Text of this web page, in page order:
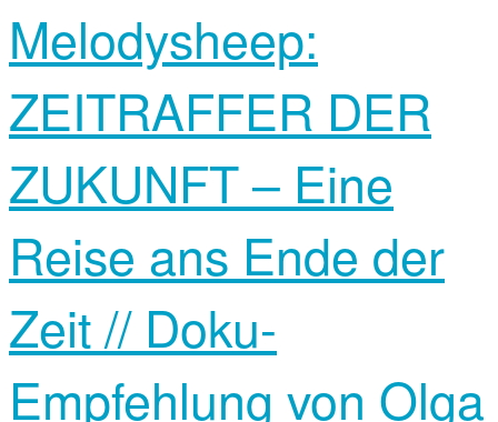
Melodysheep:
ZEITRAFFER DER
ZUKUNFT – Eine
Reise ans Ende der
Zeit // Doku-
Empfehlung von ‎Olga